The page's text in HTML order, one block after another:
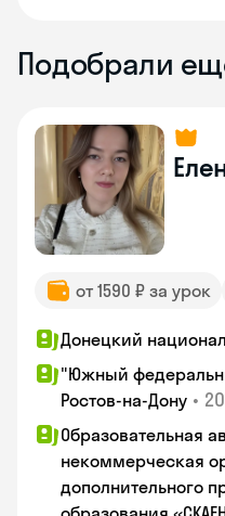
Подобрали
от 1590 ₽ за урок
Донецкий
"Южный
Ростов-на-Дону •
Образовательная
некоммерческая
дополнительного